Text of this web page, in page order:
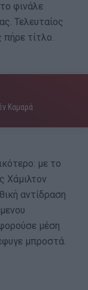
φινάλε
Τελευταίος
τίτλο.
Καμαρά
με το
Χάμιλτον
αντίδραση
μέση
μπροστά.